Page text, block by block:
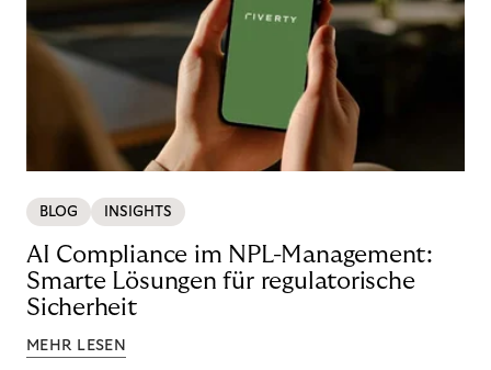
BLOG INSIGHTS
AI Compliance im NPL-Management:
Smarte Lösungen für regulatorische
Sicherheit
MEHR LESEN